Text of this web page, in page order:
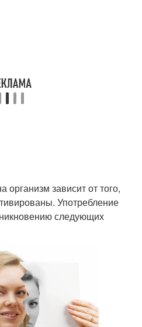
организм зависит от того,
Употребление
следующих